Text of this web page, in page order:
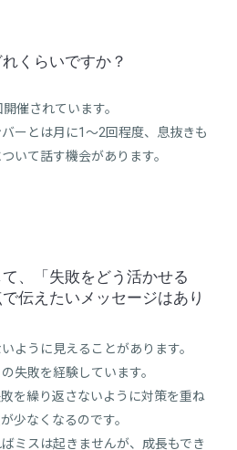
くらいですか？
催されています。
ーとは月に1～2回程度、息抜きも
いて話す機会があります。
、「失敗をどう活かせる
伝えたいメッセージはあり
ように見えることがあります。
失敗を経験しています。
を繰り返さないように対策を重ね
少なくなるのです。
ミスは起きませんが、成長もでき